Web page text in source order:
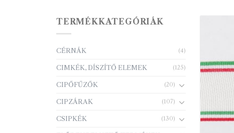
TERMÉKKATEGÓRIÁK
CÉRNÁK (4)
CIMKÉK, DÍSZÍTŐ ELEMEK (125)
CIPŐFŰZŐK (20)
CIPZÁRAK (107)
CSIPKÉK (130)